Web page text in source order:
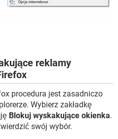
reklamy
procedura jest zasadniczo
Wybierz zakładkę
Blokuj wyskakujące okienka.
swój wybór.